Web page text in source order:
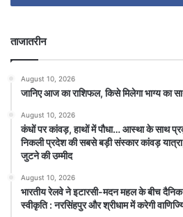
ताजातरीन
August 10, 2026
जानिए आज का राशिफल, किसे मिलेगा भाग्य का
August 10, 2026
कंधों पर कांवड़, हाथों में पौधा… आस्था के साथ
निकली प्रदेश की सबसे बड़ी संस्कार कांवड़
जुटने की उम्मीद
August 10, 2026
भारतीय रेलवे ने इटारसी-मदन महल के बीच
स्वीकृति : नरसिंहपुर और श्रीधाम में करेगी